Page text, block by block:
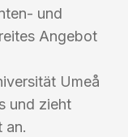
und
Angebot
Umeå
und zieht
an.